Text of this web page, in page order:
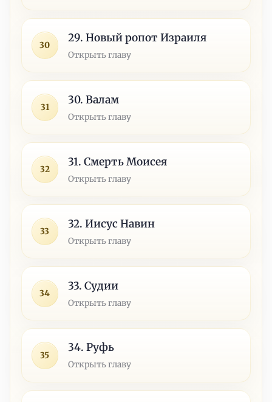
30
29. Новый ропот Израиля
Открыть главу
31
30. Валам
Открыть главу
32
31. Смерть Моисея
Открыть главу
33
32. Иисус Навин
Открыть главу
34
33. Судии
Открыть главу
35
34. Руфь
Открыть главу